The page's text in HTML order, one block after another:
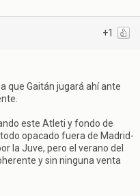
+1
que Gaitán jugará ahí ante
este Atleti y fondo de
opacado fuera de Madrid-
la Juve, pero el verano del
y sin ninguna venta